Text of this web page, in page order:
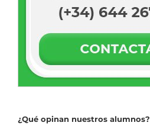
¿Qué opinan nuestros alumnos?